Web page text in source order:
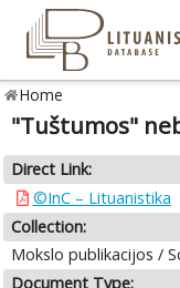
Home
"Tuštumos"
Direct Link:
©InC – Lituanistika
Collection:
Mokslo publikacijos /
Document Type: